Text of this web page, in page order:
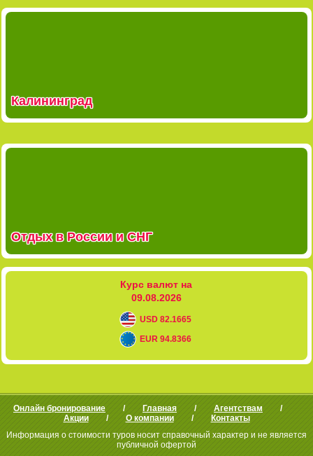
Калининград
Отдых в России и СНГ
Курс валют на
09.08.2026
USD 82.1665
EUR 94.8366
Онлайн бронирование Главная
Агентствам
Акции
О компании
Контакты
Информация о стоимости туров носит справочный характер и не является
публичной офертой